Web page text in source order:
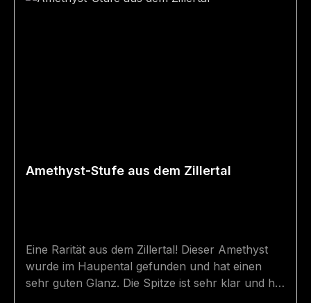
Amethyst-Stufe aus dem Zillertal
Eine Rarität aus dem Zillertal! Dieser Amethyst
wurde im Haupental gefunden und hat einen
sehr guten Glanz. Die Spitze ist sehr klar und hat